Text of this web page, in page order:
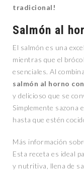
tradicional!
Salmón al
El salmón es una
mientras que el
esenciales. Al
salmón al horno
y delicioso que se
Simplemente sazona
hasta que estén
Más información
Esta receta es ideal
y nutritiva, llena de